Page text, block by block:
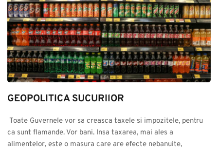
GEOPOLITICA SUCURIlOR
ca sunt flamande. Vor bani. Insa taxarea, mai ales a
alimentelor, este o masura care are efecte nebanuite,